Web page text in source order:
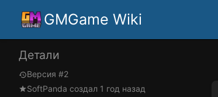
GMGame Wiki
Детали
Версия #2
SoftPanda создал 1 год назад